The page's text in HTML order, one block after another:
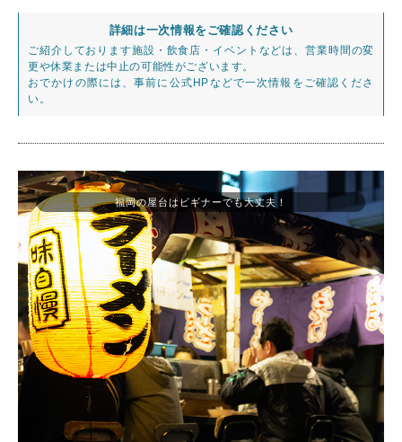
詳細は一次情報をご確認ください
ご紹介しております施設・飲食店・イベントなどは、営業時間の変
更や休業または中止の可能性がございます。
おでかけの際には、事前に公式HPなどで一次情報をご確認くださ
い。
福岡の屋台はビギナーでも大丈夫！